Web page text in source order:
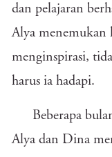
dan pelajaran
Alya menemukan
menginspirasi,
harus ia hadapi.
Beberapa
Alya dan Dina